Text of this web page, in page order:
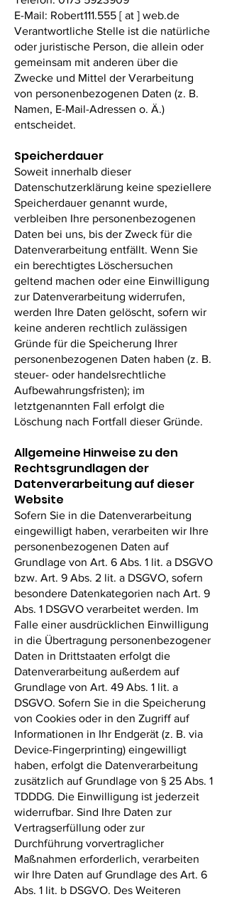
E-Mail: Robert111.555 [ at ] web.de
Verantwortliche Stelle ist die natürliche
oder juristische Person, die allein oder
gemeinsam mit anderen über die
Zwecke und Mittel der Verarbeitung
von personenbezogenen Daten (z. B.
Namen, E-Mail-Adressen o. Ä.)
entscheidet.
Speicherdauer
Soweit innerhalb dieser
Datenschutzerklärung keine speziellere
Speicherdauer genannt wurde,
verbleiben Ihre personenbezogenen
Daten bei uns, bis der Zweck für die
Datenverarbeitung entfällt. Wenn Sie
ein berechtigtes Löschersuchen
geltend machen oder eine Einwilligung
zur Datenverarbeitung widerrufen,
werden Ihre Daten gelöscht, sofern wir
keine anderen rechtlich zulässigen
Gründe für die Speicherung Ihrer
personenbezogenen Daten haben (z. B.
steuer- oder handelsrechtliche
Aufbewahrungsfristen); im
letztgenannten Fall erfolgt die
Löschung nach Fortfall dieser Gründe.
Allgemeine Hinweise zu den
Rechtsgrundlagen der
Datenverarbeitung auf dieser
Website
Sofern Sie in die Datenverarbeitung
eingewilligt haben, verarbeiten wir Ihre
personenbezogenen Daten auf
Grundlage von Art. 6 Abs. 1 lit. a DSGVO
bzw. Art. 9 Abs. 2 lit. a DSGVO, sofern
besondere Datenkategorien nach Art. 9
Abs. 1 DSGVO verarbeitet werden. Im
Falle einer ausdrücklichen Einwilligung
in die Übertragung personenbezogener
Daten in Drittstaaten erfolgt die
Datenverarbeitung außerdem auf
Grundlage von Art. 49 Abs. 1 lit. a
DSGVO. Sofern Sie in die Speicherung
von Cookies oder in den Zugriff auf
Informationen in Ihr Endgerät (z. B. via
Device-Fingerprinting) eingewilligt
haben, erfolgt die Datenverarbeitung
zusätzlich auf Grundlage von § 25 Abs. 1
TDDDG. Die Einwilligung ist jederzeit
widerrufbar. Sind Ihre Daten zur
Vertragserfüllung oder zur
Durchführung vorvertraglicher
Maßnahmen erforderlich, verarbeiten
wir Ihre Daten auf Grundlage des Art. 6
Abs. 1 lit. b DSGVO. Des Weiteren